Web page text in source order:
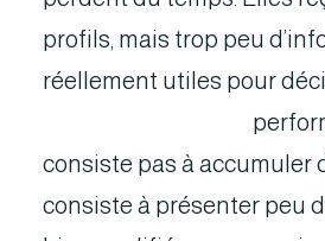
profils, mais trop peu
réellement utiles pour
consiste pas à accumuler
consiste à présenter peu